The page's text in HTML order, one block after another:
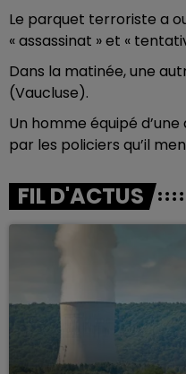
Le parquet terroriste a
« assassinat » et «
Dans la matinée, une
(Vaucluse).
Un homme équipé
par les policiers qu’il
FIL D'ACTUS